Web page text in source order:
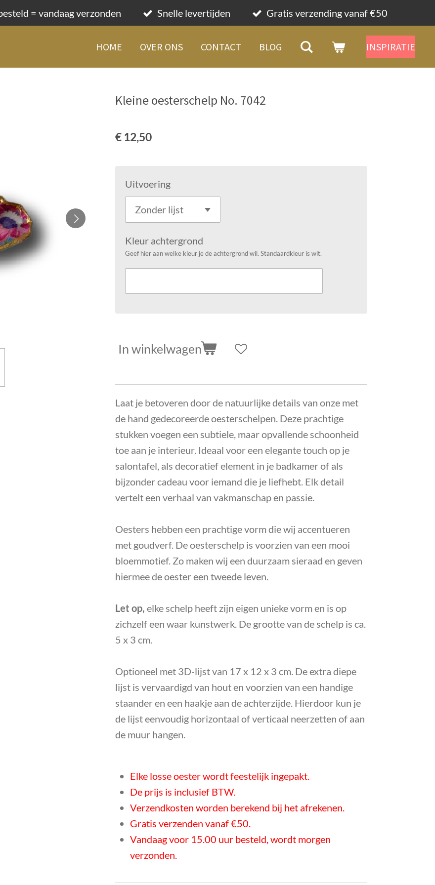
= vandaag verzonden Snelle levertijden Gratis verzending vanaf €50
HOME OVER ONS CONTACT BLOG INSPIRATIE
Kleine oesterschelp No. 7042
€ 12,50
Uitvoering
Kleur achtergrond
Geef hier aan welke kleur je de achtergrond wil. Standaardkleur is wit.
In winkelwagen
Laat je betoveren door de natuurlijke details van onze met
de hand gedecoreerde oesterschelpen. Deze prachtige
stukken voegen een subtiele, maar opvallende schoonheid
toe aan je interieur. Ideaal voor een elegante touch op je
salontafel, als decoratief element in je badkamer of als
bijzonder cadeau voor iemand die je liefhebt. Elk detail
vertelt een verhaal van vakmanschap en passie.
Oesters hebben een prachtige vorm die wij accentueren
met goudverf. De oesterschelp is voorzien van een mooi
bloemmotief. Zo maken wij een duurzaam sieraad en geven
hiermee de oester een tweede leven.
Let op, elke schelp heeft zijn eigen unieke vorm en is op
zichzelf een waar kunstwerk. De grootte van de schelp is ca.
5 x 3 cm.
Optioneel met 3D-lijst van 17 x 12 x 3 cm. De extra diepe
lijst is vervaardigd van hout en voorzien van een handige
staander en een haakje aan de achterzijde. Hierdoor kun je
de lijst eenvoudig horizontaal of verticaal neerzetten of aan
de muur hangen.
Elke losse oester wordt feestelijk ingepakt.
De prijs is inclusief BTW.
Verzendkosten worden berekend bij het afrekenen.
Gratis verzenden vanaf €50.
Vandaag voor 15.00 uur besteld, wordt morgen
verzonden.